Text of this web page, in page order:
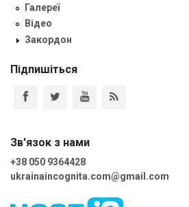
Галереї
Відео
Закордон
Підпишіться
Зв'язок з нами
+38 050 9364428
ukrainaincognita.com@gmail.com